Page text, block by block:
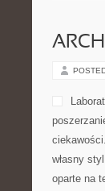
własny
oparte na